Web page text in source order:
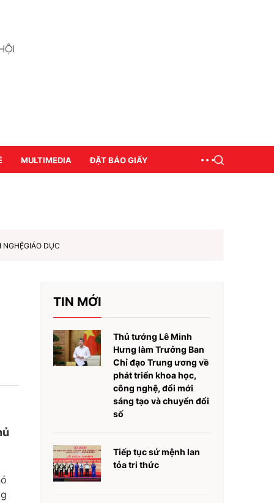
MULTIMEDIA ĐẶT BÁO GIẤY
NGHỆGIÁO DỤC
TIN MỚI
Thủ tướng Lê Minh
Hưng làm Trưởng Ban
Chỉ đạo Trung ương về
phát triển khoa học,
công nghệ, đổi mới
sáng tạo và chuyển đổi
số
Tiếp tục sứ mệnh lan
tỏa tri thức